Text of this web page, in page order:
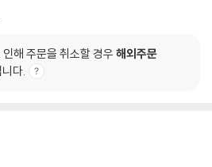
해 주문을 취소할 경우 해외주문
다.